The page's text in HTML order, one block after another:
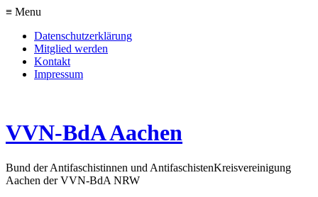
≡ Menu
Datenschutzerklärung
Mitglied werden
Kontakt
Impressum
VVN-BdA Aachen
Bund der Antifaschistinnen und AntifaschistenKreisvereinigung
Aachen der VVN-BdA NRW